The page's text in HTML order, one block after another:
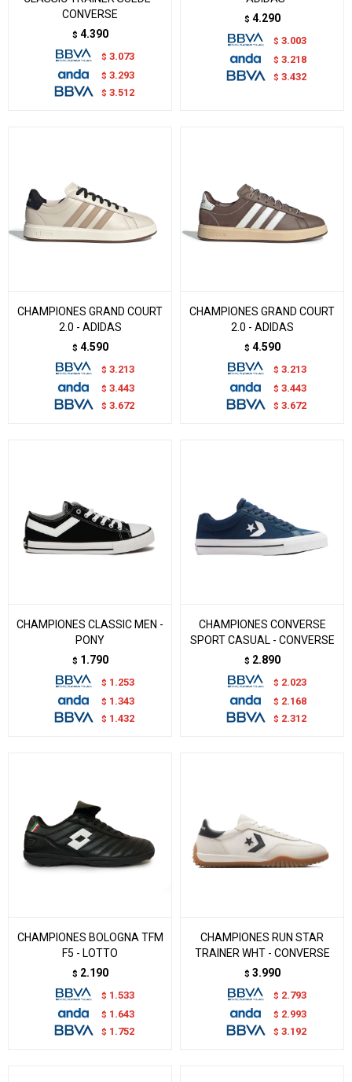
CONVERSE
$ 4.390
$ 3.073
$ 3.293
$ 3.512
$ 4.290
$ 3.003
$ 3.218
$ 3.432
CHAMPIONES GRAND COURT
2.0 - ADIDAS
$ 4.590
$ 3.213
$ 3.443
$ 3.672
CHAMPIONES GRAND COURT
2.0 - ADIDAS
$ 4.590
$ 3.213
$ 3.443
$ 3.672
CHAMPIONES CLASSIC MEN -
PONY
$ 1.790
$ 1.253
$ 1.343
$ 1.432
CHAMPIONES CONVERSE
SPORT CASUAL - CONVERSE
$ 2.890
$ 2.023
$ 2.168
$ 2.312
CHAMPIONES BOLOGNA TFM
F5 - LOTTO
$ 2.190
$ 1.533
$ 1.643
$ 1.752
CHAMPIONES RUN STAR
TRAINER WHT - CONVERSE
$ 3.990
$ 2.793
$ 2.993
$ 3.192